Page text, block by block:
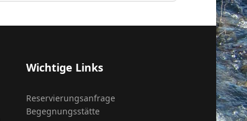
Wichtige Links
Reservierungsanfrage
Begegnungsstätte